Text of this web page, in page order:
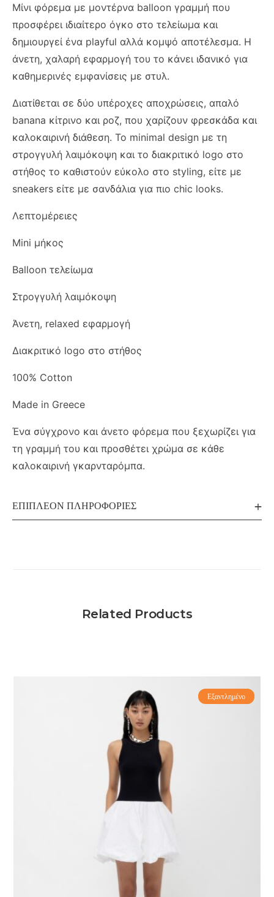
Μίνι φόρεμα με μοντέρνα balloon γραμμή που
προσφέρει ιδιαίτερο όγκο στο τελείωμα και
δημιουργεί ένα playful αλλά κομψό αποτέλεσμα. Η
άνετη, χαλαρή εφαρμογή του το κάνει ιδανικό για
καθημερινές εμφανίσεις με στυλ.
Διατίθεται σε δύο υπέροχες αποχρώσεις, απαλό
banana κίτρινο και ροζ, που χαρίζουν φρεσκάδα και
καλοκαιρινή διάθεση. Το minimal design με τη
στρογγυλή λαιμόκοψη και το διακριτικό logo στο
στήθος το καθιστούν εύκολο στο styling, είτε με
sneakers είτε με σανδάλια για πιο chic looks.
Λεπτομέρειες
Mini μήκος
Balloon τελείωμα
Στρογγυλή λαιμόκοψη
Άνετη, relaxed εφαρμογή
Διακριτικό logo στο στήθος
100% Cotton
Made in Greece
Ένα σύγχρονο και άνετο φόρεμα που ξεχωρίζει για
τη γραμμή του και προσθέτει χρώμα σε κάθε
καλοκαιρινή γκαρνταρόμπα.
ΕΠΙΠΛΈΟΝ ΠΛΗΡΟΦΟΡΊΕΣ
Related Products
-60%
Εξαντλημένο